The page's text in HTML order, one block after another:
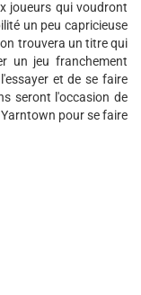
joueurs qui voudront
un peu capricieuse
trouvera un titre qui
un jeu franchement
et de se faire
seront l'occasion de
pour se faire